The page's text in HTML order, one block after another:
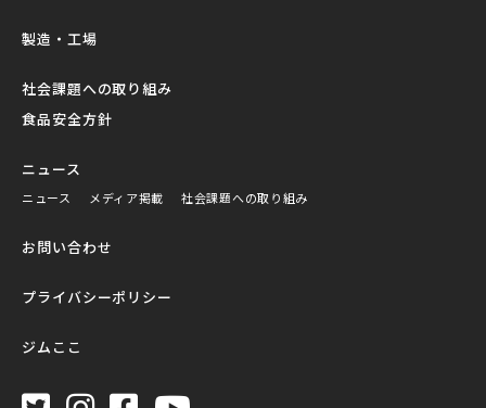
製造・工場
社会課題への取り組み
食品安全方針
ニュース
ニュース メディア掲載 社会課題への取り組み
お問い合わせ
プライバシーポリシー
ジムここ